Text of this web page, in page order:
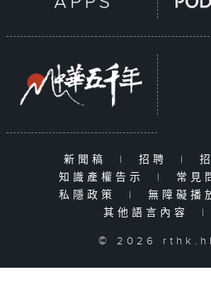
新聞稿 | 招聘 |
知識產權告示
| 常見
私隱政策
| 無障礙播
其他語言內容
|
© 2026